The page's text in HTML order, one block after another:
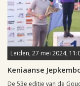
Leiden, 27 mei 2024,
Keniaanse
De 53e editie van de